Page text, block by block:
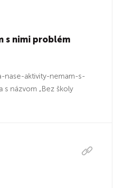
s nimi problém
nase-aktivity-nemam-s-
názvom „Bez školy